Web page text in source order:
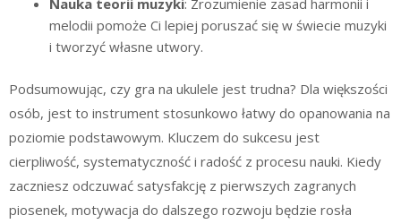
melodii pomoże Ci lepiej poruszać się w świecie muzyki
i tworzyć własne utwory.
Podsumowując, czy gra na ukulele jest trudna? Dla większości
osób, jest to instrument stosunkowo łatwy do opanowania na
poziomie podstawowym. Kluczem do sukcesu jest
cierpliwość, systematyczność i radość z procesu nauki. Kiedy
zaczniesz odczuwać satysfakcję z pierwszych zagranych
piosenek, motywacja do dalszego rozwoju będzie rosła